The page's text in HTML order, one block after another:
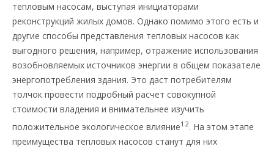
тепловым насосам, выступая инициаторами
реконструкций жилых домов. Однако помимо этого есть и
другие способы представления тепловых насосов как
выгодного решения, например, отражение использования
возобновляемых источников энергии в общем показателе
энергопотребления здания. Это даст потребителям
толчок провести подробный расчет совокупной
стоимости владения и внимательнее изучить
положительное экологическое влияние12. На этом этапе
преимущества тепловых насосов станут для них